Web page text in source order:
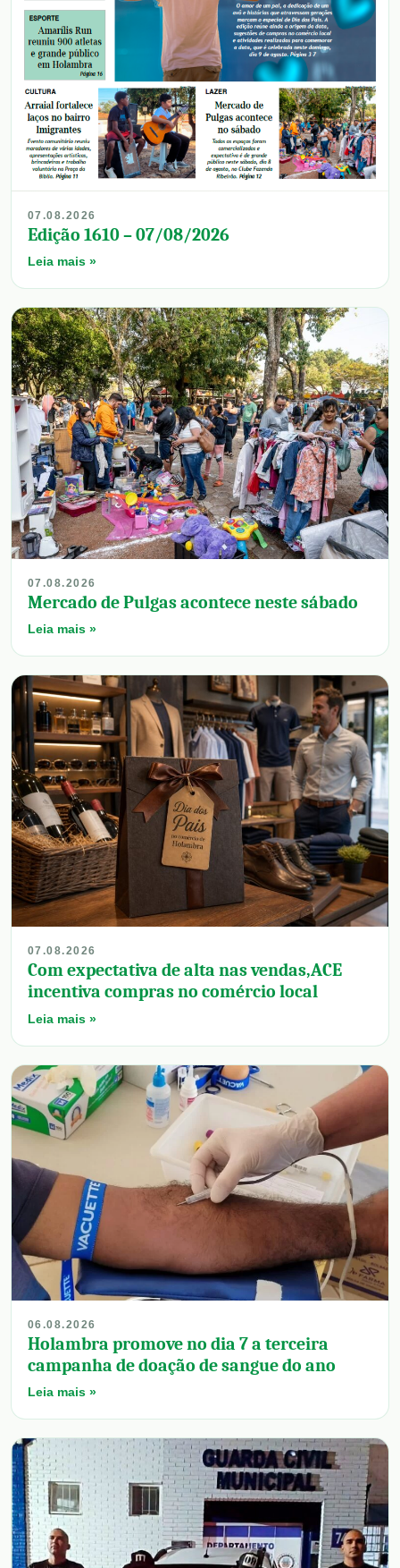
07.08.2026
Edição 1610 – 07/08/2026
Leia mais »
07.08.2026
Mercado de Pulgas acontece neste sábado
Leia mais »
07.08.2026
Com expectativa de alta nas vendas,ACE
incentiva compras no comércio local
Leia mais »
06.08.2026
Holambra promove no dia 7 a terceira
campanha de doação de sangue do ano
Leia mais »